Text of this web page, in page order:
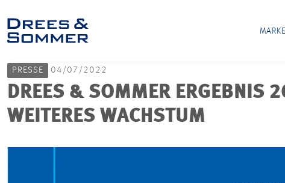
PRESSE 04/07/2022
DREES & SOMMER ERGEBNIS
WEITERES WACHSTUM